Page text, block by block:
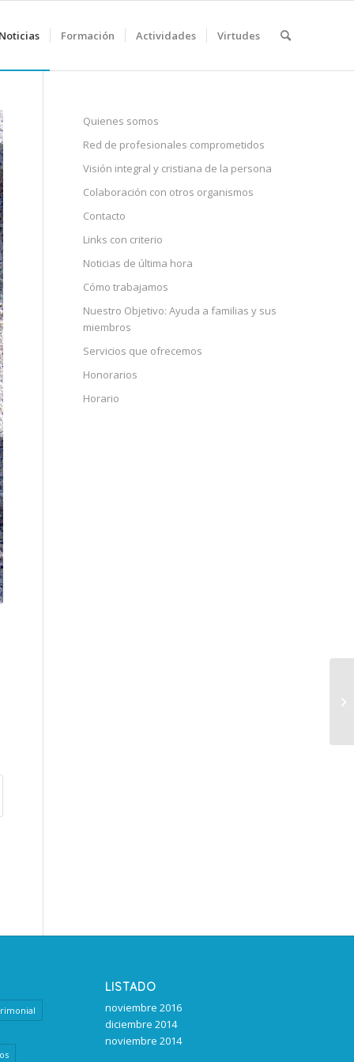
Formación Actividades Virtudes
Quienes somos
Red de profesionales comprometidos
Visión integral y cristiana de la persona
Colaboración con otros organismos
Contacto
Links con criterio
Noticias de última hora
Cómo trabajamos
Nuestro Objetivo: Ayuda a familias y sus
miembros
Servicios que ofrecemos
Honorarios
Horario
LISTADO
noviembre 2016
diciembre 2014
noviembre 2014